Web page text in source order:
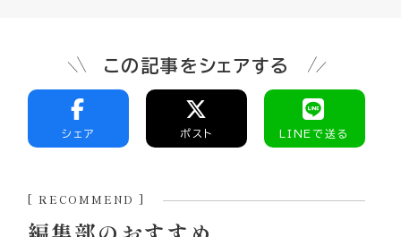
この記事をシェアする
シェア ポスト LINEで送る
[ RECOMMEND ]